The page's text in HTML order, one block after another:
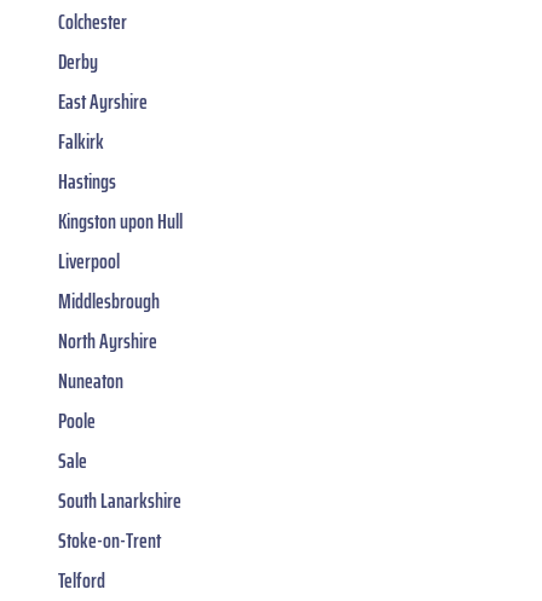
Colchester
Derby
East Ayrshire
Falkirk
Hastings
Kingston upon Hull
Liverpool
Middlesbrough
North Ayrshire
Nuneaton
Poole
Sale
South Lanarkshire
Stoke-on-Trent
Telford